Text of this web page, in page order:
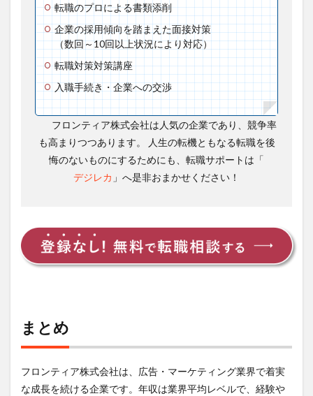
転職のプロによる書類添削
企業の採用傾向を踏まえた面接対策
（数回～10回以上状況により対応）
転職対策対策講座
入職手続き・企業への交渉
フロンティア株式会社は人気の企業であり、競争率
も高まりつつあります。 人生の転機ともなる転職を後
悔のないものにするためにも、転職サポートは「
デジレカ 」へ是非おまかせください！
まとめ
フロンティア株式会社は、広告・マーケティング業界で着実
な成長を続ける企業です。年収は業界平均レベルで、経験や